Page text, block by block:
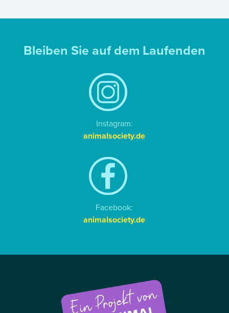
Bleiben Sie auf dem Laufenden
Instagram:
animalsociety.de
Facebook:
animalsociety.de